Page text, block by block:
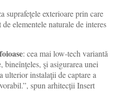
suprafeţele exterioare prin care
elementele naturale de interes
: cea mai low-tech variantă
şi asigurarea unei
ulterior instalaţii de captare a
spun arhitecții Insert